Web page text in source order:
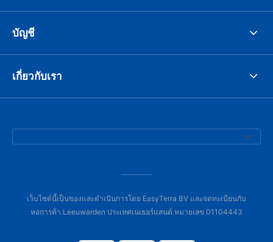
บัญชี
เกี่ยวกับเรา
เว็บไซต์นี้เป็นของและดำเนินการโดย EasyTerra BV และจดทะเบียนกับ
หอการค้า Leeuwarden ประเทศเนเธอร์แลนด์ หมายเลข 01104443